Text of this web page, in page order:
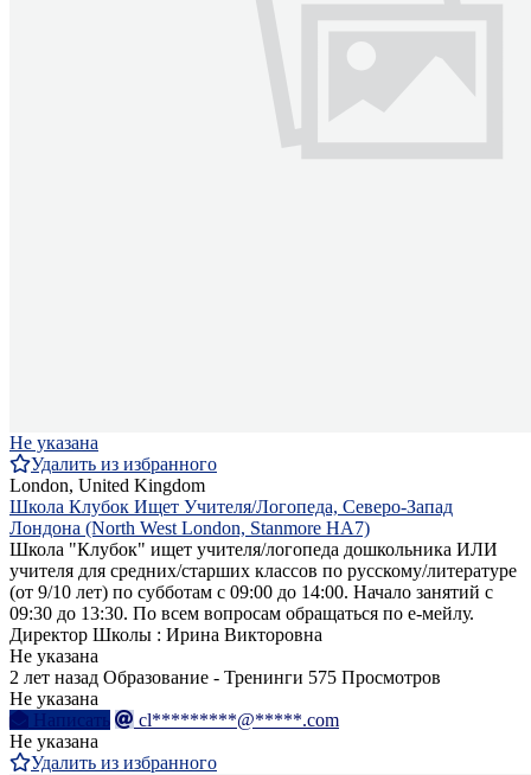
Не указана
Удалить из избранного
London, United Kingdom
Школа Клубок Ищет Учителя/Логопеда, Северо-Запад
Лондона (North West London, Stanmore HA7)
Школа "Клубок" ищет учителя/логопеда дошкольника ИЛИ
учителя для средних/старших классов по русскому/литературе
(от 9/10 лет) по субботам с 09:00 до 14:00. Начало занятий с
09:30 до 13:30. По всем вопросам обращаться по е-мейлу.
Директор Школы : Ирина Викторовна
Не указана
2 лет назад Образование - Тренинги 575 Просмотров
Не указана
Написать
cl*********@*****.com
Не указана
Удалить из избранного